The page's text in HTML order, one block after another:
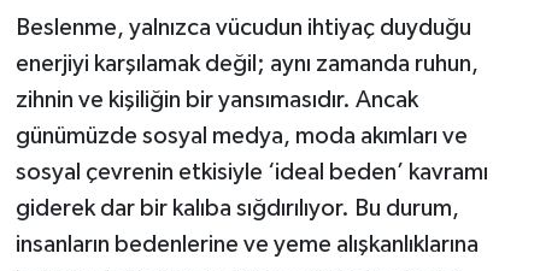
Beslenme, yalnızca vücudun ihtiyaç duyduğu
enerjiyi karşılamak değil; aynı zamanda ruhun,
zihnin ve kişiliğin bir yansımasıdır. Ancak
günümüzde sosyal medya, moda akımları ve
sosyal çevrenin etkisiyle ‘ideal beden’ kavramı
giderek dar bir kalıba sığdırılıyor. Bu durum,
insanların bedenlerine ve yeme alışkanlıklarına